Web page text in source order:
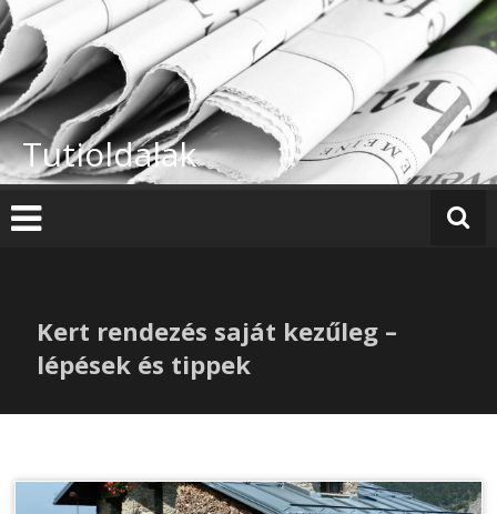
Skip
to
content
Tutioldalak
Kert rendezés saját kezűleg –
lépések és tippek